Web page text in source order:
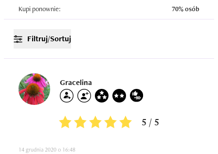
Kupi ponownie:
70% osób
Filtruj/Sortuj
Gracelina
5 / 5
14 grudnia 2020 o 16:48